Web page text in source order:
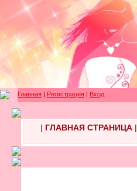
Главная | Регистрация | Вход
| ГЛАВНАЯ СТРАНИЦА|